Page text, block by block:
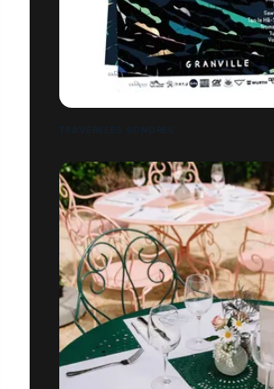
TRAVERSÉES SONORES